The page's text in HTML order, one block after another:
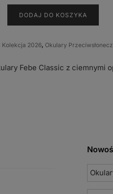
DODAJ DO KOSZYKA
Kolekcja 2026, Okulary
Febe Classic z ciemnymi